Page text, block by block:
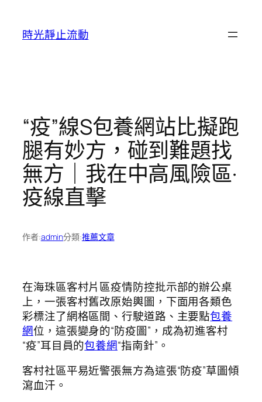
時光靜止流動
“疫”線S包養網站比擬跑
腿有妙方，碰到難題找
無方｜我在中高風險區·
疫線直擊
作者:admin分類:推薦文章
在海珠區客村片區疫情防控批示部的辦公桌
上，一張客村舊改原始輿圖，下面用各類色
彩標注了網格區間、行駛道路、主要點包養
網位，這張變身的“防疫圖”，成為初進客村
“疫”耳目員的包養網“指南針”。
客村社區平易近警張無方為這張“防疫”草圖傾
瀉血汗。